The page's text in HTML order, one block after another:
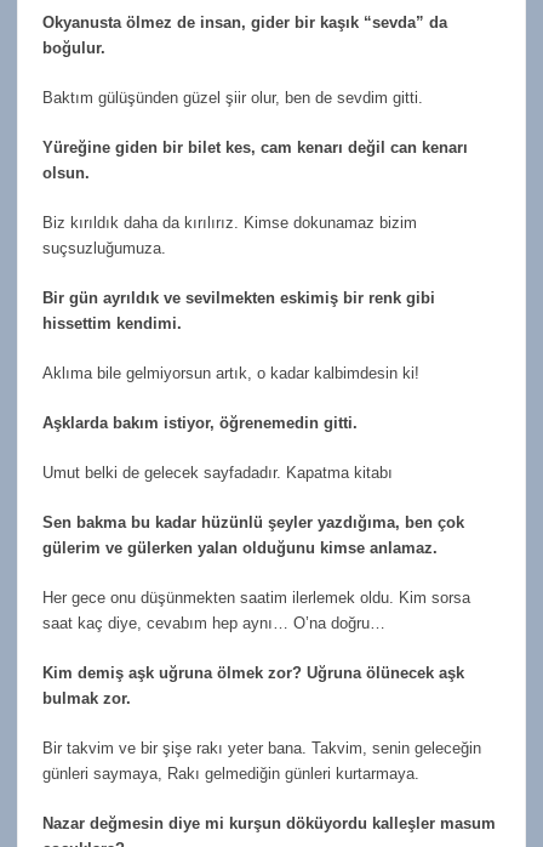
Okyanusta ölmez de insan, gider bir kaşık “sevda” da
boğulur.
Baktım gülüşünden güzel şiir olur, ben de sevdim gitti.
Yüreğine giden bir bilet kes, cam kenarı değil can kenarı
olsun.
Biz kırıldık daha da kırılırız. Kimse dokunamaz bizim
suçsuzluğumuza.
Bir gün ayrıldık ve sevilmekten eskimiş bir renk gibi
hissettim kendimi.
Aklıma bile gelmiyorsun artık, o kadar kalbimdesin ki!
Aşklarda bakım istiyor, öğrenemedin gitti.
Umut belki de gelecek sayfadadır. Kapatma kitabı
Sen bakma bu kadar hüzünlü şeyler yazdığıma, ben çok
gülerim ve gülerken yalan olduğunu kimse anlamaz.
Her gece onu düşünmekten saatim ilerlemek oldu. Kim sorsa
saat kaç diye, cevabım hep aynı… O’na doğru…
Kim demiş aşk uğruna ölmek zor? Uğruna ölünecek aşk
bulmak zor.
Bir takvim ve bir şişe rakı yeter bana. Takvim, senin geleceğin
günleri saymaya, Rakı gelmediğin günleri kurtarmaya.
Nazar değmesin diye mi kurşun döküyordu kalleşler masum